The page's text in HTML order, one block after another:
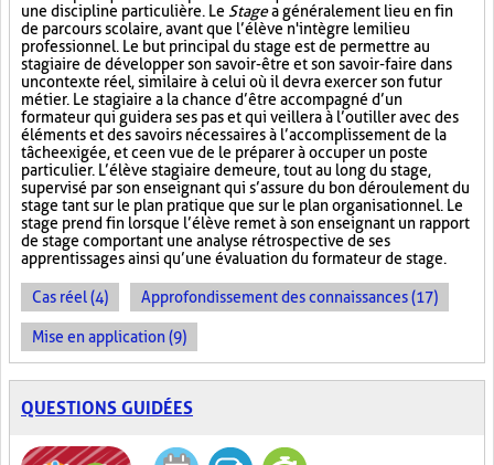
une discipline particulière. Le Stagea généralement lieu en fin
de parcours scolaire, avant que l’élève n'intègre le milieu
professionnel. Le but principal du stage est de permettre au
stagiaire de développer son savoir-être et son savoir-faire dans
un contexte réel, similaire à celui où il devra exercer son futur
métier. Le stagiaire a la chance d’être accompagné d’un
formateur qui guidera ses pas et qui veillera à l’outiller avec des
éléments et des savoirs nécessaires à l’accomplissement de la
tâche exigée, et ce en vue de le préparer à occuper un poste
particulier. L’élève stagiaire demeure, tout au long du stage,
supervisé par son enseignant qui s’assure du bon déroulement du
stage tant sur le plan pratique que sur le plan organisationnel. Le
stage prend fin lorsque l’élève remet à son enseignant un rapport
de stage comportant une analyse rétrospective de ses
apprentissages ainsi qu’une évaluation du formateur de stage.
Cas réel (4) Approfondissement des connaissances (17)
Mise en application (9)
QUESTIONS GUIDÉES